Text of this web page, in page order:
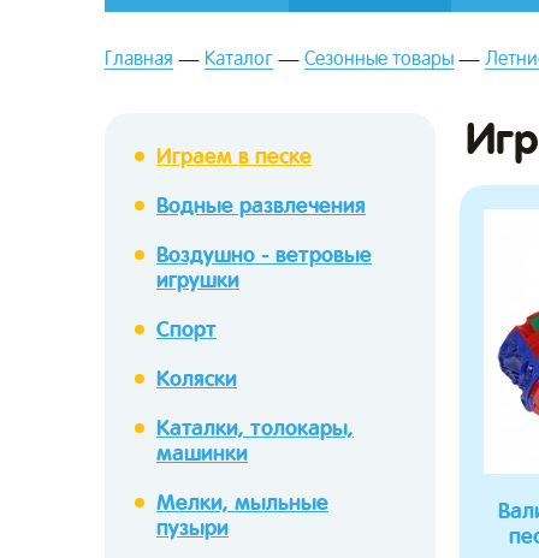
Главная Каталог Сезонные товары
Играем в песке
Водные развлечения
Воздушно - ветровые
игрушки
Спорт
Коляски
Каталки, толокары,
машинки
Мелки, мыльные
пузыри